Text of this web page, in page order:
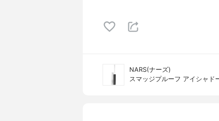
NARS(ナーズ)
スマッジプルーフ アイシャド